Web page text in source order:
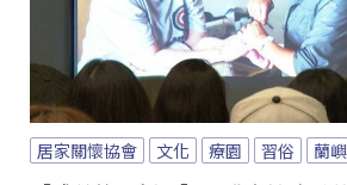
居家關懷協會 文化 療園 習俗 蘭嶼